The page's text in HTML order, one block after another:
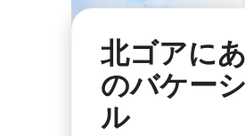
北ゴアに
のバケー
ル